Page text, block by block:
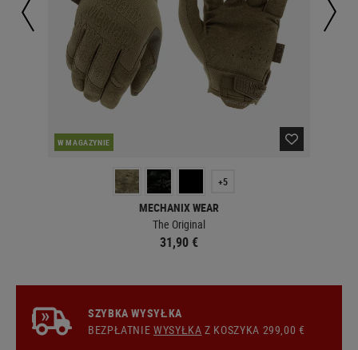
W MAGAZYNIE
+5
MECHANIX WEAR
The Original
31,90 €
SZYBKA WYSYŁKA
BEZPŁATNIEWYSYŁKA Z KOSZYKA 299,00 €